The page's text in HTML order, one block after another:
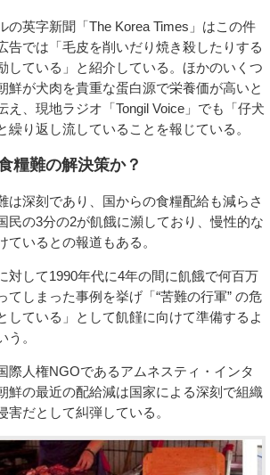
英字新聞「The Korea Times」はこの件
告では「毛皮を削いだり焼き殺したりする
している」と紹介している。ほかのいくつ
鮮が犬肉を貴重な蛋白源で栄養価が高いと
え、現地ラジオ「Tongil Voice」でも「仔犬
繰り返し流していることを報じている。
糧難の解決策か？
深刻であり、国からの食糧配給も減らさ
民の3分の2が飢餓に瀕しており、慢性的な
いるとの報道もある。
して1990年代に4年の間に飢餓で何百万
てしまった事例を挙げ「“苦難の行軍” の危
している」として飢饉に向けて準備するよ
う。
人権NGOであるアムネスティ・インタ
鮮の最近の配給減は国家による深刻で組織
害だとして糾弾している。